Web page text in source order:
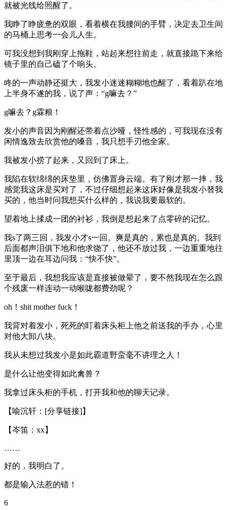
就被光线给照醒了。
我睁了睁疲惫的双眼，看着横在我腰间的手臂，决定去卫生间
的马桶上思考一会儿人生。
可我没想到我刚穿上拖鞋，站起来想往前走，就直接跪下来给
镜子里的自己磕了个响头。
咚的一声动静还挺大，我发小迷迷糊糊地也醒了，看着趴在地
上半身不遂的我，说了声：“g嘛去？”
g嘛去？g霖粮！
发小的声音因为刚醒还带着点沙哑，怪性感的，可我现在没有
闲情逸致去欣赏他的嗓音，我只想手刃他全家。
我被发小捞了起来，又回到了床上。
我陷在软绵绵的床垫里，仿佛置身云端。有了刚才那一摔，我
感觉我这床是买对了，不过仔细想起来这床好像是我发小替我
买的，他当时问我想买什么样的，我说我要最软的。
望着地上揉成一团的衬衫，我倒是想起来了点零碎的记忆。
我s了两三回，我发小才s一回。爽是真的，累也是真的。我到
后面都声泪俱下地和他求饶了，他还不放过我，一边重重地往
里顶一边在耳边问我：“快不快”。
至于最后，我想我应该是直接被做晕了，要不然我现在怎么跟
个残废一样连动一动喉咙都费劲呢？
oh！shit mother fuck！
我背对着发小，死死的盯着床头柜上他之前送我的手办，心里
对他大卸八块。
我从未想过我发小是如此霸道野蛮毫不讲理之人！
是什么让他变得如此禽兽？
我拿过床头柜的手机，打开我和他的聊天记录。
【喻沉轩：[分享链接]】
【岑笛：xx】
……
好的，我明白了。
都是输入法惹的错！
6